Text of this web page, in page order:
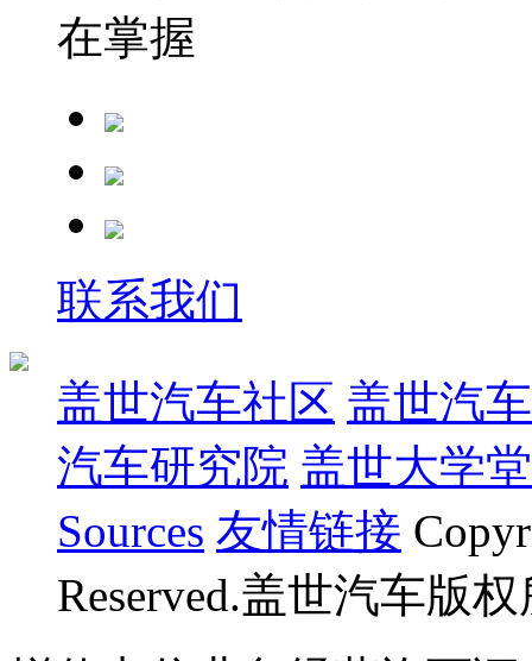
在掌握
联系我们
盖世汽车社区 盖世汽
汽车研究院 盖世大学堂
Sources 友情链接
Reserved.盖世汽车版